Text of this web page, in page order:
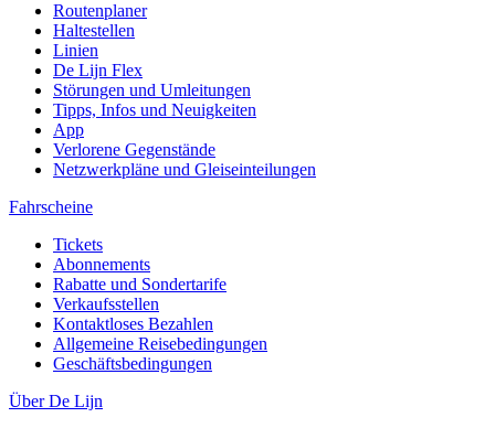
Routenplaner
Haltestellen
Linien
De Lijn Flex
Störungen und Umleitungen
Tipps, Infos und Neuigkeiten
App
Verlorene Gegenstände
Netzwerkpläne und Gleiseinteilungen
Fahrscheine
Tickets
Abonnements
Rabatte und Sondertarife
Verkaufsstellen
Kontaktloses Bezahlen
Allgemeine Reisebedingungen
Geschäftsbedingungen
Über De Lijn